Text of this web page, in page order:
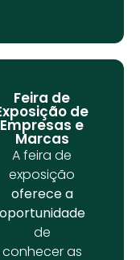
Feira de
de
Empresas e
Marcas
A feira de
exposição
oferece a
oportunidade
de
conhecer as